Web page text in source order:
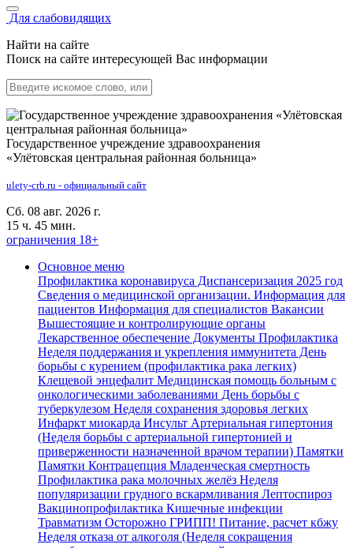
Для слабовидящих
Найти на сайте
Поиск на сайте интересующей Вас информации
Государственное учреждение здравоохранения
«Улётовская центральная районная больница»
ulety-crb.ru - официальный сайт
Сб. 08 авг. 2026 г.
15 ч. 45 мин.
ограничения 18+
Основное меню
Профилактика коронавируса Диспансеризация 2025 год
Сведения о медицинской организации. Информация для
пациентов Информация для специалистов Вакансии
Вышестоящие и контролирующие органы
Лекарственное обеспечение Документы Профилактика
Неделя поддержания и укрепления иммунитета День
борьбы с курением (профилактика рака легких)
Клещевой энцефалит Медицинская помощь больным с
онкологическими заболеваниями День борьбы с
туберкулезом Неделя сохранения здоровья легких
Инфаркт миокарда Инсульт Артериальная гипертония
(Неделя борьбы с артериальной гипертонией и
приверженности назначенной врачом терапии) Памятки
Памятки Контрацепция Младенческая смертность
Профилактика рака молочных желёз Неделя
популяризации грудного вскармливания Лептоспироз
Вакцинопрофилактика Кишечные инфекции
Травматизм Осторожно ГРИПП! Питание, расчет кбжу
Неделя отказа от алкоголя (Неделя сокращения